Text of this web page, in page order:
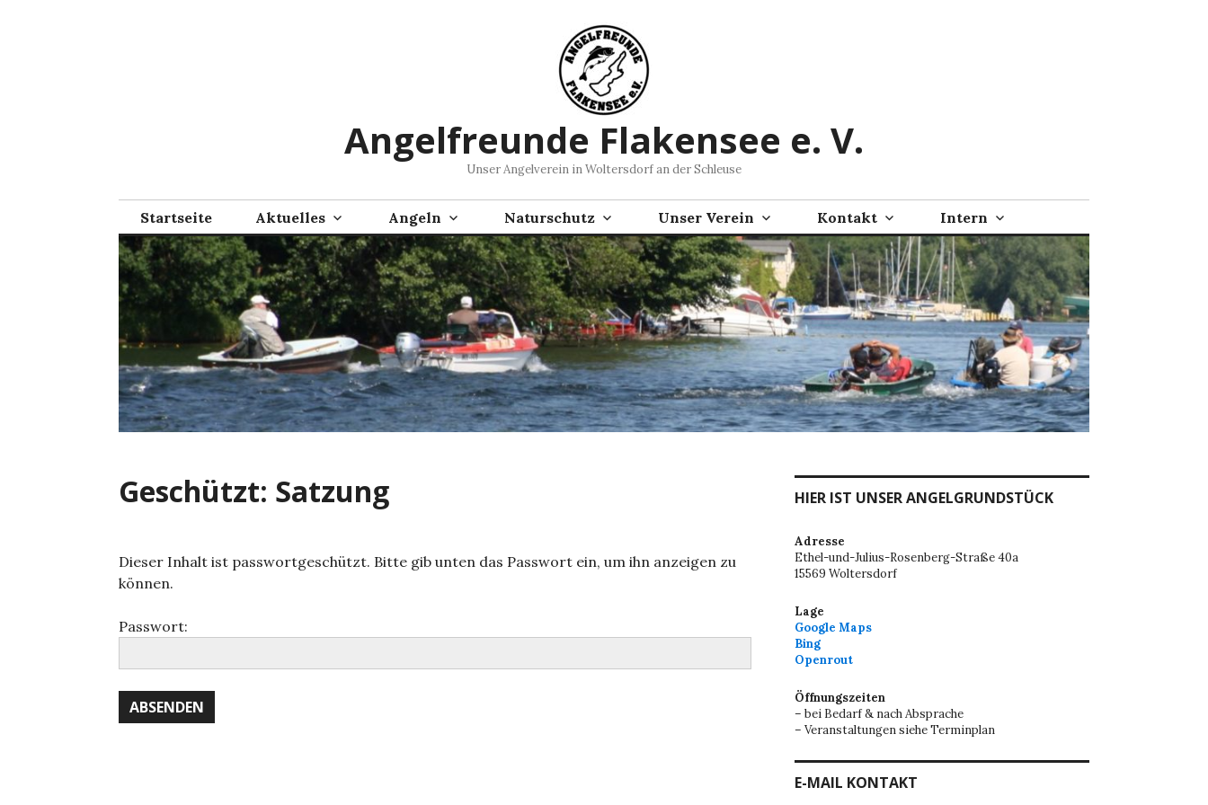
Angelfreunde Flakensee e. V.
Unser Angelverein in Woltersdorf an der Schleuse
Startseite Aktuelles Angeln Naturschutz Unser Verein Kontakt Intern
Geschützt: Satzung
Dieser Inhalt ist passwortgeschützt. Bitte gib unten das Passwort ein, um ihn anzeigen zu
können.
Passwort:
HIER IST UNSER ANGELGRUNDSTÜCK
Adresse
Ethel-und-Julius-Rosenberg-Straße 40a
15569 Woltersdorf
Lage
Google Maps
Bing
Openrout
Öffnungszeiten
– bei Bedarf & nach Absprache
– Veranstaltungen siehe Terminplan
E-MAIL KONTAKT